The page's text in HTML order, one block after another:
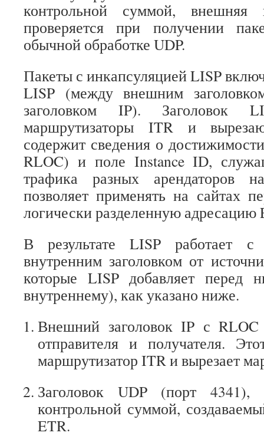
контрольной суммой, внешняя
проверяется при получении
обычной обработке UDP.
Пакеты с инкапсуляцией LISP
LISP (между внешним
заголовком IP). Заголовок
маршрутизаторы ITR и
содержит сведения о
RLOC) и поле Instance ID,
трафика разных арендаторов
позволяет применять на сайтах
логически разделенную адресацию
В результате LISP работает
внутренним заголовком от
которые LISP добавляет перед
внутреннему), как указано ниже.
Внешний заголовок IP с RLOC
отправителя и получателя.
маршрутизатор ITR и вырезает
Заголовок UDP (порт
контрольной суммой,
ETR.